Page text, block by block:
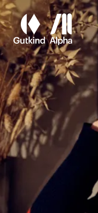
Spring til hovedindhold